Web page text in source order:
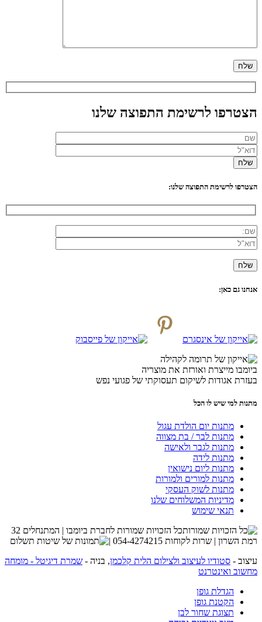
הצטרפו לרשימת התפוצה שלנו
הצטרפו לרשימת התפוצה שלנו:
אנחנו גם כאן:
ביומבו מייצרת ואורזת את מוצריה
בעזרת אגודות לשיקום תעסוקתי של פגועי נפש
מתנות למי שיש לו הכל
מתנות יום הולדת עגול
מתנות לבר / בת מצווה
מתנות לגבר ולאישה
מתנות לידה
מתנות ליום נישואין
מתנות למורים ולמורות
מתנות לשוק העסקי
מדיניות המשלוחים שלנו
תנאי שימוש
כל הזכויות שמורות לחברת ביומבו | המתנחלים 32
רמת השרון | שרות לקוחות 054-4274215 |
עיצוב - סטודיו לעיצוב ולצילום הלית קלכמן, בניה - שמרת דיגיטל - מומחה
מחשוב ואינטרנט
הגדלת גופן
הקטנת גופן
תצוגת שחור לבן